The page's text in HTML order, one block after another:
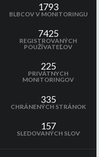
1793
BLBCOV V MONITORINGU
7425
REGISTROVANÝCH
POUŽÍVATEĽOV
225
PRIVÁTNYCH
MONITORINGOV
335
CHRÁNENÝCH STRÁNOK
157
SLEDOVANÝCH SLOV